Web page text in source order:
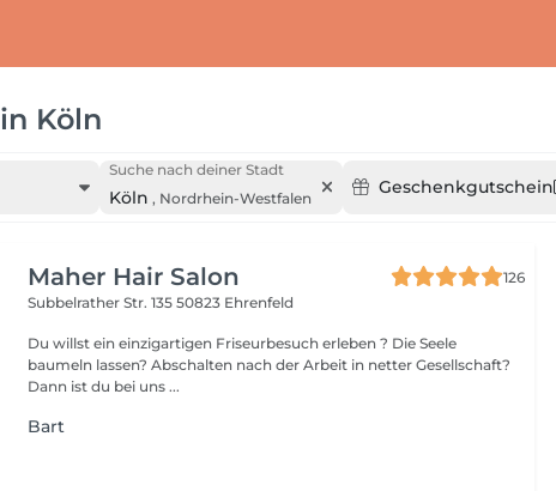
in Köln
Suche nach deiner Stadt
Köln , Nordrhein-Westfalen
Geschenkgutschein
Maher Hair Salon
126
Subbelrather Str. 13550823 Ehrenfeld
Du willst ein einzigartigen Friseurbesuch erleben ? Die Seele
baumeln lassen? Abschalten nach der Arbeit in netter Gesellschaft?
Dann ist du bei uns ...
Bart